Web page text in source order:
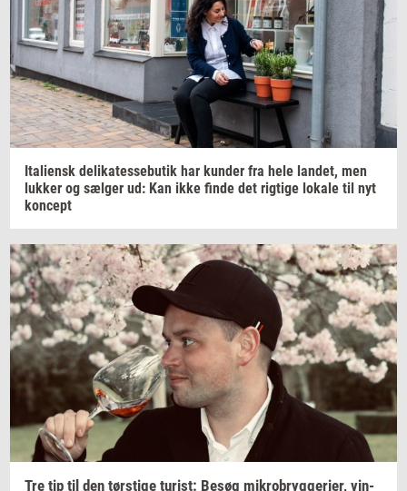
Ita­li­ensk de­li­ka­tes­se­bu­tik har kun­der fra hele lan­det, men
luk­ker og sæl­ger ud: Kan ikke finde det rig­ti­ge lo­ka­le til nyt
kon­cept
Tre tip til den tørsti­ge turist: Besøg mi­kro­bryg­ge­ri­er, vin­